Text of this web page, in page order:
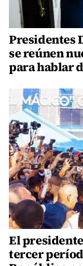
Presidentes
se reúnen
para hablar
El
tercer